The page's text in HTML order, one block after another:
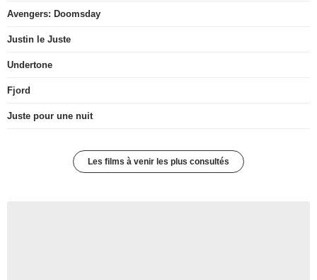
Avengers: Doomsday
Justin le Juste
Undertone
Fjord
Juste pour une nuit
Les films à venir les plus consultés